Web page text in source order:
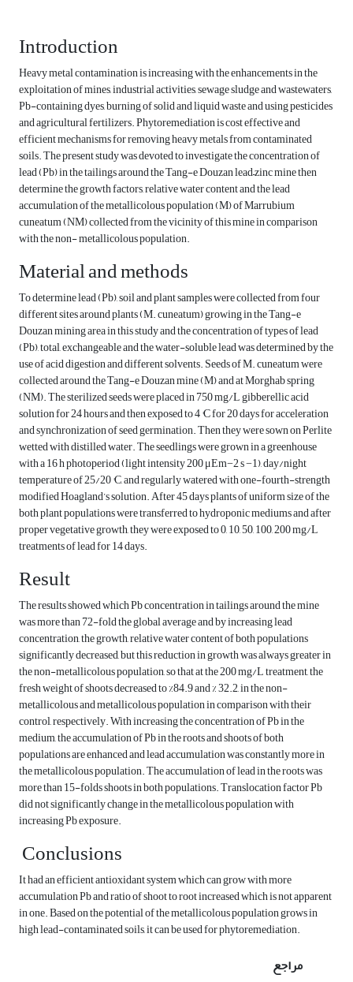
Introduction
Heavy metal contamination is increasing with the enhancements in the
exploitation of mines, industrial activities, sewage sludge and wastewaters,
Pb-containing dyes, burning of solid and liquid waste and using pesticides
and agricultural fertilizers. Phytoremediation is cost effective and
efficient mechanisms for removing heavy metals from contaminated
soils. The present study was devoted to investigate the concentration of
lead (Pb) in the tailings around the Tang-e Douzan lead–zinc mine then
determine the growth factors, relative water content and the lead
accumulation of the metallicolous population (M) of Marrubium
cuneatum (NM) collected from the vicinity of this mine in comparison
with the non- metallicolous population.
Material and methods
To determine lead (Pb), soil and plant samples were collected from four
different sites around plants (M. cuneatum) growing in the Tang-e
Douzan mining area in this study and the concentration of types of lead
(Pb), total, exchangeable and the water-soluble lead was determined by the
use of acid digestion and different solvents. Seeds of M. cuneatum were
collected around the Tang-e Douzan mine (M) and at Morghab spring
(NM). The sterilized seeds were placed in 750 mg/L gibberellic acid
solution for 24 hours and then exposed to 4 °C for 20 days for acceleration
and synchronization of seed germination. Then they were sown on Perlite
wetted with distilled water. The seedlings were grown in a greenhouse
with a 16 h photoperiod (light intensity 200 μEm−2 s −1), day/night
temperature of 25/20 °C, and regularly watered with one-fourth-strength
modified Hoagland’s solution. After 45 days plants of uniform size of the
both plant populations were transferred to hydroponic mediums and after
proper vegetative growth, they were exposed to 0, 10, 50, 100, 200 mg/L
treatments of lead for 14 days.
Result
The results showed which Pb concentration in tailings around the mine
was more than 72-fold the global average and by increasing lead
concentration, the growth, relative water content of both populations
significantly decreased, but this reduction in growth was always greater in
the non-metallicolous population, so that at the 200 mg/L treatment, the
fresh weight of shoots decreased to %84.9 and % 32.2, in the non-
metallicolous and metallicolous population in comparison with their
control, respectively. With increasing the concentration of Pb in the
medium, the accumulation of Pb in the roots and shoots of both
populations are enhanced and lead accumulation was constantly more in
the metallicolous population. The accumulation of lead in the roots was
more than 15-folds shoots in both populations. Translocation factor Pb
did not significantly change in the metallicolous population with
increasing Pb exposure.
Conclusions
It had an efficient antioxidant system which can grow with more
accumulation Pb and ratio of shoot to root increased which is not apparent
in one. Based on the potential of the metallicolous population grows in
high lead-contaminated soils, it can be used for phytoremediation.
مراجع